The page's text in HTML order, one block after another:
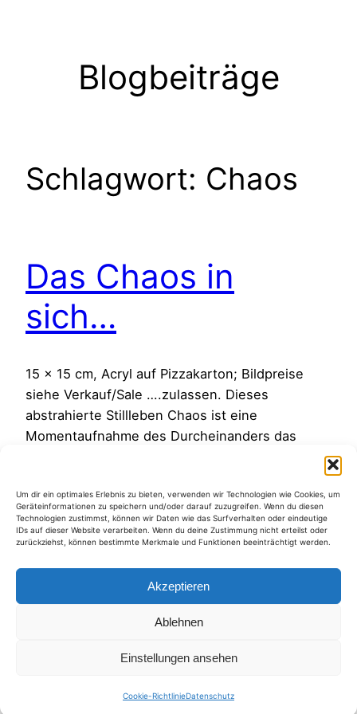
Um dir ein optimales Erlebnis zu bieten, verwenden wir Technologien wie Cookies, um
Geräteinformationen zu speichern und/oder darauf zuzugreifen. Wenn du diesen
Technologien zustimmst, können wir Daten wie das Surfverhalten oder eindeutige
IDs auf dieser Website verarbeiten. Wenn du deine Zustimmung nicht erteilst oder
zurückziehst, können bestimmte Merkmale und Funktionen beeinträchtigt werden.
Akzeptieren
Ablehnen
Einstellungen ansehen
Cookie-RichtlinieDatenschutz
Blogbeiträge
Schlagwort: Chaos
Das Chaos in
sich…
15 x 15 cm, Acryl auf Pizzakarton; Bildpreise
siehe Verkauf/Sale ….zulassen. Dieses
abstrahierte Stillleben Chaos ist eine
Momentaufnahme des Durcheinanders das
meinem Kopf herrscht…..es besucht mich immer
mal wieder gerne, und es gehört einfach dazu
um mich wieder neu auszurichten….
3. September 2012